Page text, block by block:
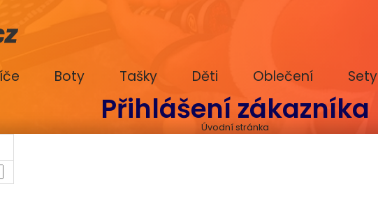
Boty Tašky Děti Oblečení Sety
Přihlášení zákazníka
Úvodní stránka